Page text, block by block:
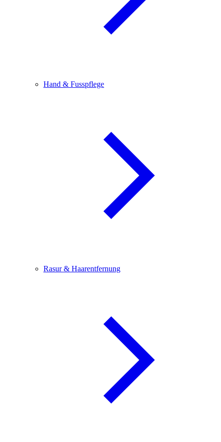
Hand & Fusspflege
Rasur & Haarentfernung